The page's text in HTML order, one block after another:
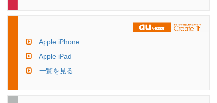
Apple iPhone
Apple iPad
一覧を見る